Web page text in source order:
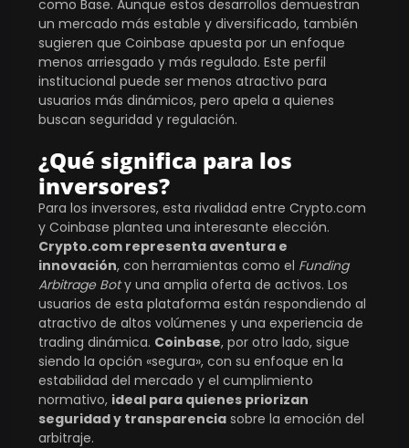
como Base. Aunque estos desarrollos demuestran
un mercado más estable y diversificado, también
sugieren que Coinbase apuesta por un enfoque
menos arriesgado y más regulado. Este perfil
institucional puede ser menos atractivo para
usuarios más dinámicos, pero apela a quienes
buscan seguridad y regulación​.
¿Qué significa para los
inversores?
Para los inversores, esta rivalidad entre Crypto.com
y Coinbase plantea una interesante elección.
Crypto.com representa aventura e
innovación, con herramientas como el Funding
Arbitrage Boty una amplia oferta de activos. Los
usuarios de esta plataforma están respondiendo al
atractivo de altos volúmenes y una experiencia de
trading dinámica. Coinbase, por otro lado, sigue
siendo la opción «segura», con su enfoque en la
estabilidad del mercado y el cumplimiento
normativo, ideal para quienes priorizan
seguridad y transparencia sobre la emoción del
arbitraje.